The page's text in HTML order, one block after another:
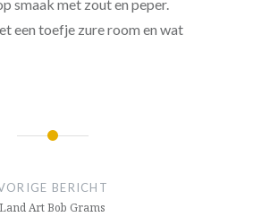
smaak met zout en peper.
een toefje zure room en wat
BERICHT
Land Art Bob Grams